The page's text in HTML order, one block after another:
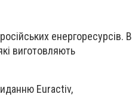
енергоресурсів. В
виготовляють
Euractiv,